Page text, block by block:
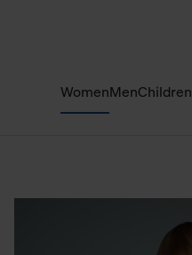
WomenMenChildren